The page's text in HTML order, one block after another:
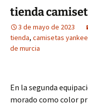
tienda
3 de mayo de 2023
tienda, camisetas
de murcia
En la segunda
morado como color